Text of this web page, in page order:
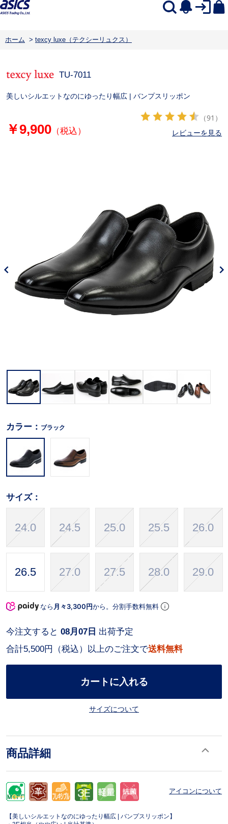
ホーム > texcy luxe（テクシーリュクス）
TU-7011
美しいシルエットなのにゆったり幅広 | バンプスリッポン
￥9,900（税込）
（91）
レビューを見る
カラー： ブラック
サイズ：
24.0 24.5 25.0 25.5 26.0
26.5 27.0 27.5 28.0 29.0
なら 月々3,300円から。分割手数料無料
合計5,500円（税込）以上のご注文で送料無料
今注文すると 08月07日 出荷予定
カートに入れる
サイズについて
商品詳細
アイコンについて
【美しいシルエットなのにゆったり幅広 | バンプスリッポン】